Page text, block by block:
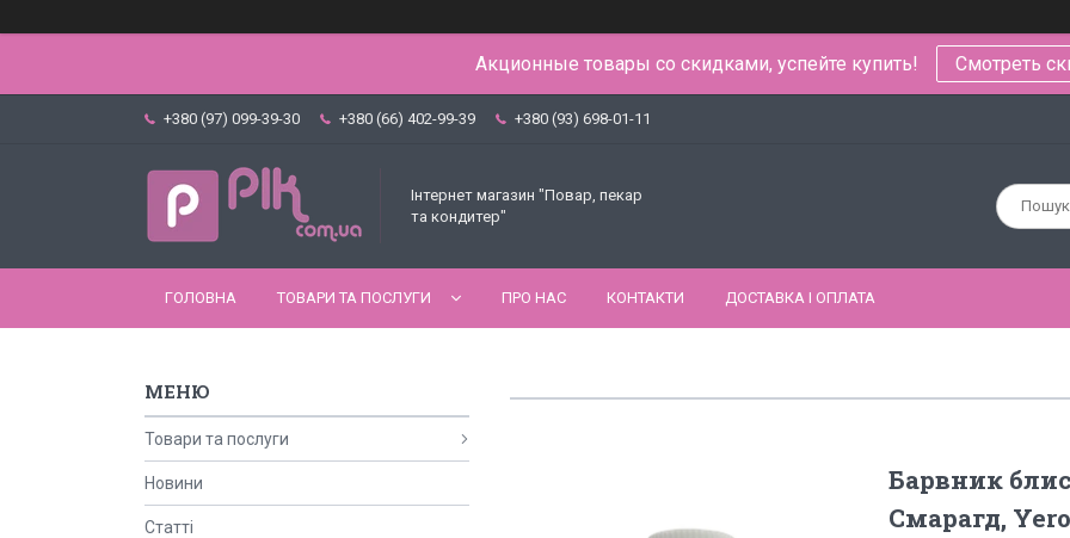
Акционные товары со скидками, успейте купить! Смотреть
+380 (97) 099-39-30 +380 (66) 402-99-39 +380 (93) 698-01-11
Інтернет магазин "Повар, пекар
та кондитер"
ГОЛОВНА ТОВАРИ ТА ПОСЛУГИ ПРО НАС КОНТАКТИ ДОСТАВКА І ОПЛАТА
Барвник
Смарагд,
Товари та послуги
Новини
Статті